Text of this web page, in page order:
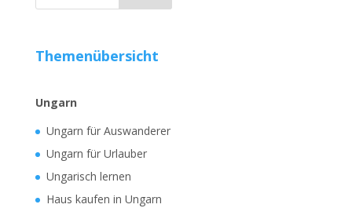
Themenübersicht
Ungarn
Ungarn für Auswanderer
Ungarn für Urlauber
Ungarisch lernen
Haus kaufen in Ungarn